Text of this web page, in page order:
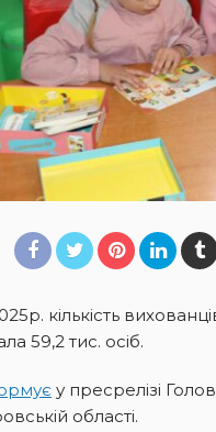
кількість
59,2 тис. осіб.
у пресрелізі
області.